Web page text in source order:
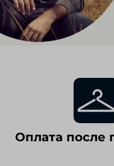
Оплата после